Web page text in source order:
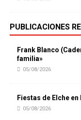
PUBLICACIONES
Frank Blanco
familia»
05/08/2026
Fiestas de Elche en
05/08/2026